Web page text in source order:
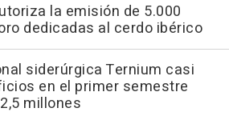
la emisión de 5.000
dedicadas al cerdo ibérico
siderúrgica Ternium casi
en el primer semestre
millones